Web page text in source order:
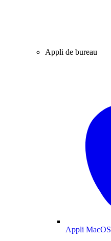
Appli de bureau
Appli MacOS